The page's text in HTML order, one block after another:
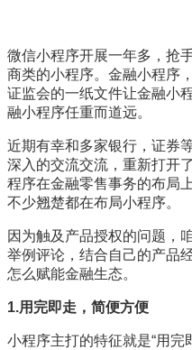
微信小程序开展一年多，抢
商类的小程序。金融小程序
证监会的一纸文件让金融小
融小程序任重而道远。
近期有幸和多家银行，证券
深入的交流交流，重新打开
程序在金融零售事务的布局
不少翘楚都在布局小程序。
因为触及产品授权的问题，
举例评论，结合自己的产品
怎么赋能金融生态。
1.用完即走，简便方便
小程序主打的特征就是“用完